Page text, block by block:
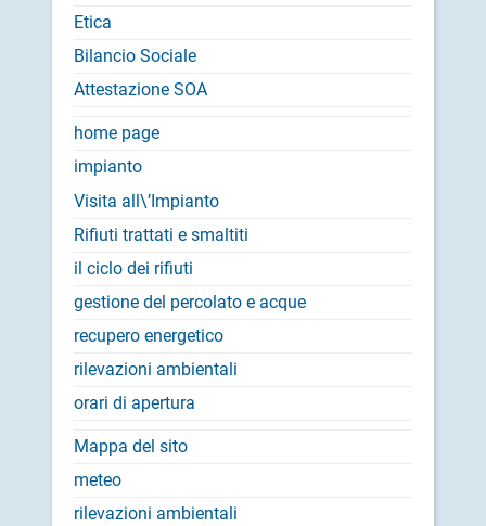
Etica
Bilancio Sociale
Attestazione SOA
home page
impianto
Visita all\’Impianto
Rifiuti trattati e smaltiti
il ciclo dei rifiuti
gestione del percolato e acque
recupero energetico
rilevazioni ambientali
orari di apertura
Mappa del sito
meteo
rilevazioni ambientali